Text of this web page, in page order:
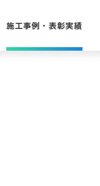
施工事例・表彰実績